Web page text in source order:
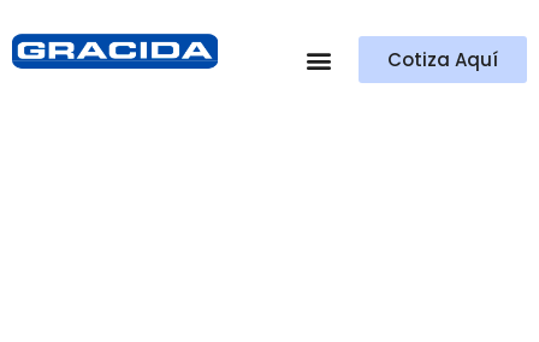
Cotiza Aquí